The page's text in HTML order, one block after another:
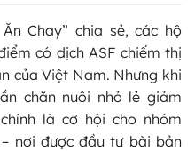
Chay” chia sẻ, các hộ
có dịch ASF chiếm thị
của Việt Nam. Nhưng khi
chăn nuôi nhỏ lẻ giảm
là cơ hội cho nhóm
nơi được đầu tư bài bản